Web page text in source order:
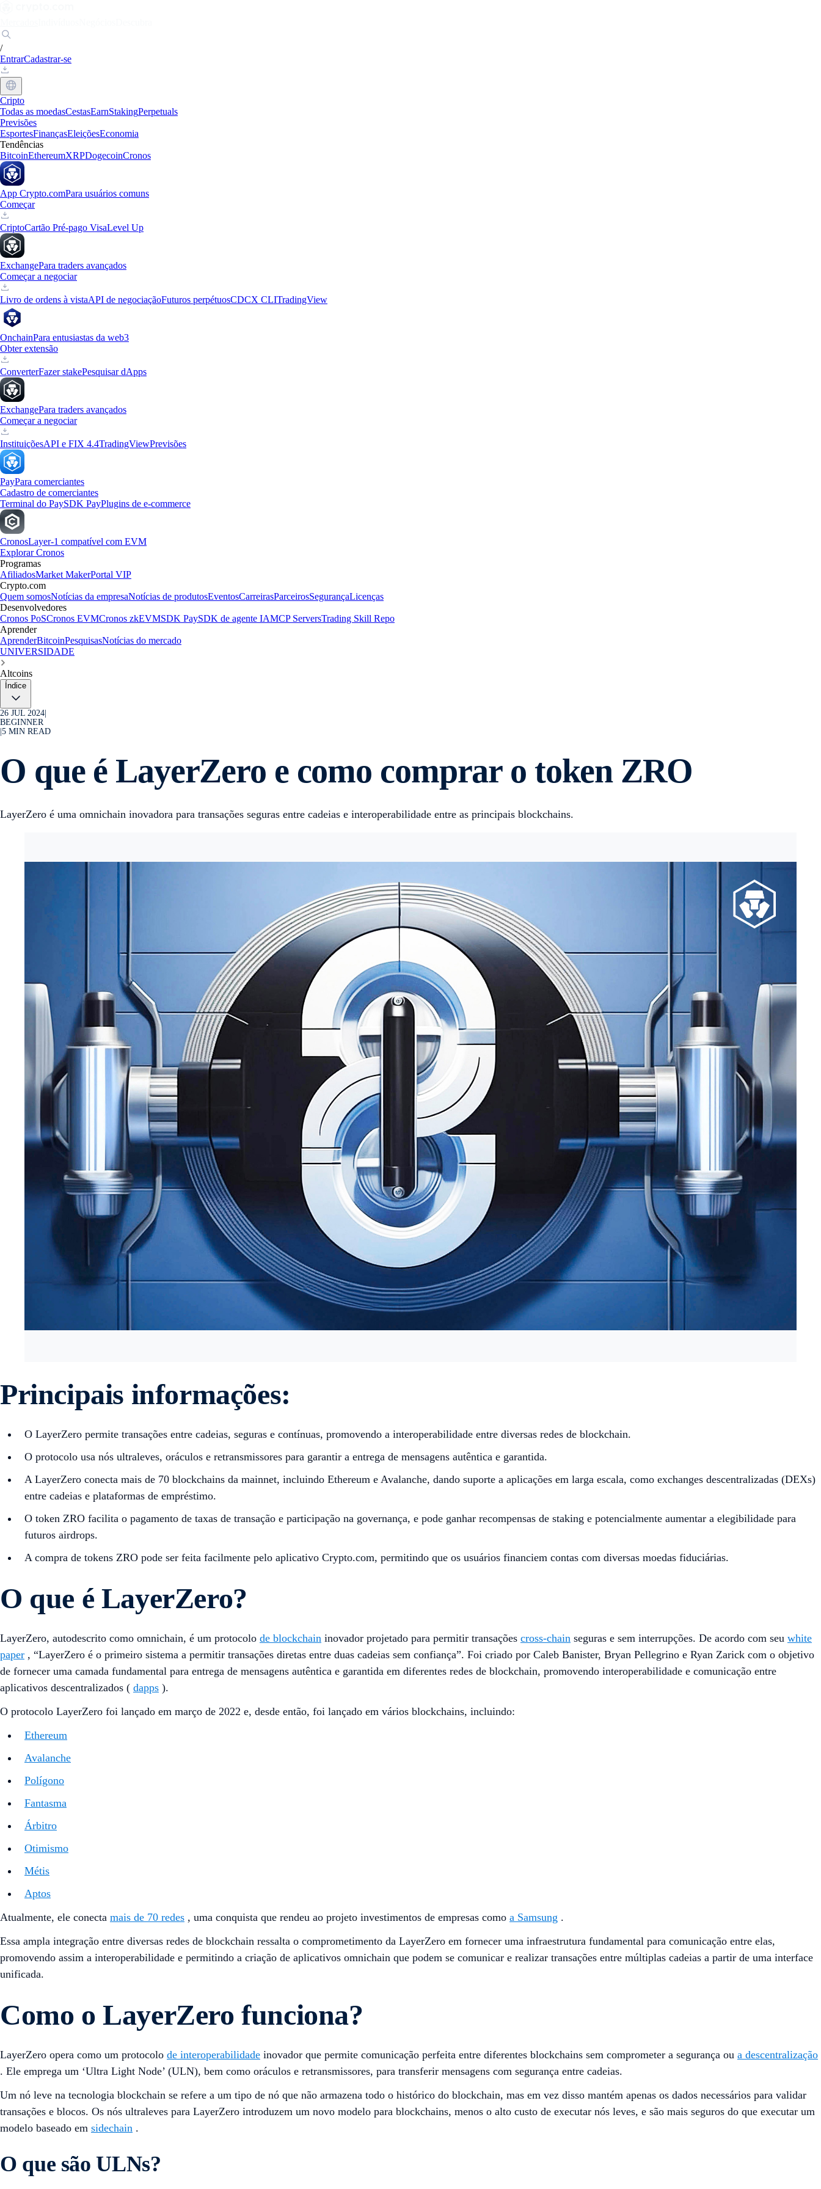
/
EntrarCadastrar-se
Cripto
Todas as moedasCestasEarnStakingPerpetuals
Previsões
EsportesFinançasEleiçõesEconomia
Tendências
BitcoinEthereumXRPDogecoinCronos
App Crypto.comPara usuários comuns
Começar
CriptoCartão Pré-pago VisaLevel Up
ExchangePara traders avançados
Começar a negociar
Livro de ordens à vistaAPI de negociaçãoFuturos perpétuosCDCX CLITradingView
OnchainPara entusiastas da web3
Obter extensão
ConverterFazer stakePesquisar dApps
ExchangePara traders avançados
Começar a negociar
InstituiçõesAPI e FIX 4.4TradingViewPrevisões
PayPara comerciantes
Cadastro de comerciantes
Terminal do PaySDK PayPlugins de e-commerce
CronosLayer-1 compatível com EVM
Explorar Cronos
Programas
AfiliadosMarket MakerPortal VIP
Crypto.com
Quem somosNotícias da empresaNotícias de produtosEventosCarreirasParceirosSegurançaLicenças
Desenvolvedores
Cronos PoSCronos EVMCronos zkEVMSDK PaySDK de agente IAMCP ServersTrading Skill Repo
Aprender
AprenderBitcoinPesquisasNotícias do mercado
UNIVERSIDADE
Altcoins
Índice
26 JUL 2024
BEGINNER
5 MIN READ
O que é LayerZero e como comprar o token ZRO
LayerZero é uma omnichain inovadora para transações seguras entre cadeias e interoperabilidade entre as principais blockchains.
Principais informações:
O LayerZero permite transações entre cadeias, seguras e contínuas, promovendo a interoperabilidade entre diversas redes de blockchain.
O protocolo usa nós ultraleves, oráculos e retransmissores para garantir a entrega de mensagens autêntica e garantida.
A LayerZero conecta mais de 70 blockchains da mainnet, incluindo Ethereum e Avalanche, dando suporte a aplicações em larga escala, como exchanges descentralizadas (DEXs)
entre cadeias e plataformas de empréstimo.
O token ZRO facilita o pagamento de taxas de transação e participação na governança, e pode ganhar recompensas de staking e potencialmente aumentar a elegibilidade para
futuros airdrops.
A compra de tokens ZRO pode ser feita facilmente pelo aplicativo Crypto.com, permitindo que os usuários financiem contas com diversas moedas fiduciárias.
O que é LayerZero?
LayerZero, autodescrito como omnichain, é um protocolo de blockchain inovador projetado para permitir transações cross-chain seguras e sem interrupções. De acordo com seu white
paper , “LayerZero é o primeiro sistema a permitir transações diretas entre duas cadeias sem confiança”. Foi criado por Caleb Banister, Bryan Pellegrino e Ryan Zarick com o objetivo
de fornecer uma camada fundamental para entrega de mensagens autêntica e garantida em diferentes redes de blockchain, promovendo interoperabilidade e comunicação entre
aplicativos descentralizados ( dapps ).
O protocolo LayerZero foi lançado em março de 2022 e, desde então, foi lançado em vários blockchains, incluindo:
Ethereum
Avalanche
Polígono
Fantasma
Árbitro
Otimismo
Métis
Aptos
Atualmente, ele conecta mais de 70 redes , uma conquista que rendeu ao projeto investimentos de empresas como a Samsung .
Essa ampla integração entre diversas redes de blockchain ressalta o comprometimento da LayerZero em fornecer uma infraestrutura fundamental para comunicação entre elas,
promovendo assim a interoperabilidade e permitindo a criação de aplicativos omnichain que podem se comunicar e realizar transações entre múltiplas cadeias a partir de uma interface
unificada.
Como o LayerZero funciona?
LayerZero opera como um protocolo de interoperabilidade inovador que permite comunicação perfeita entre diferentes blockchains sem comprometer a segurança ou a descentralização
. Ele emprega um ‘Ultra Light Node’ (ULN), bem como oráculos e retransmissores, para transferir mensagens com segurança entre cadeias.
Um nó leve na tecnologia blockchain se refere a um tipo de nó que não armazena todo o histórico do blockchain, mas em vez disso mantém apenas os dados necessários para validar
transações e blocos. Os nós ultraleves para LayerZero introduzem um novo modelo para blockchains, menos o alto custo de executar nós leves, e são mais seguros do que executar um
modelo baseado em sidechain .
O que são ULNs?